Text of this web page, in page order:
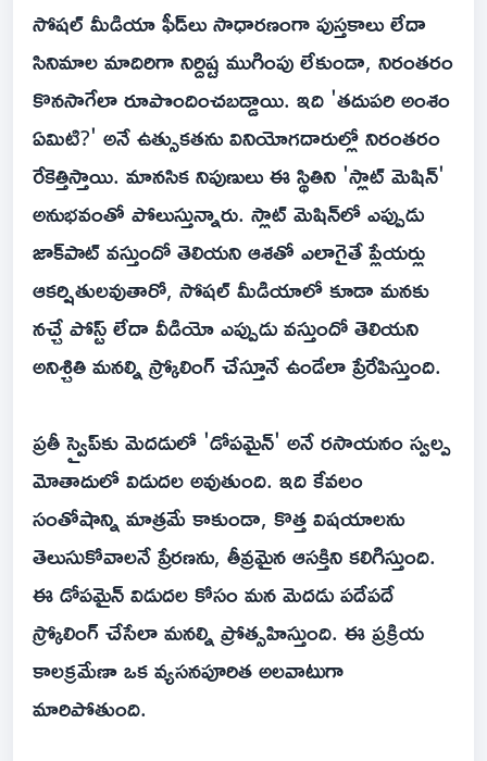
సోషల్ మీడియా ఫీడ్‌లు సాధారణంగా పుస్తకాలు లేదా
సినిమాల మాదిరిగా నిర్దిష్ట ముగింపు లేకుండా, నిరంతరం
కొనసాగేలా రూపొందించబడ్డాయి. ఇది 'తదుపరి అంశం
ఏమిటి?' అనే ఉత్సుకతను వినియోగదారుల్లో నిరంతరం
రేకెత్తిస్తాయి. మానసిక నిపుణులు ఈ స్థితిని 'స్లాట్ మెషిన్'
అనుభవంతో పోలుస్తున్నారు. స్లాట్ మెషిన్‌లో ఎప్పుడు
జాక్‌పాట్ వస్తుందో తెలియని ఆశతో ఎలాగైతే ప్లేయర్లు
ఆకర్షితులవుతారో, సోషల్ మీడియాలో కూడా మనకు
నచ్చే పోస్ట్ లేదా వీడియో ఎప్పుడు వస్తుందో తెలియని
అనిశ్చితి మనల్ని స్క్రోలింగ్ చేస్తూనే ఉండేలా ప్రేరేపిస్తుంది.
ప్రతీ స్వైప్‌కు మెదడులో 'డోపమైన్' అనే రసాయనం స్వల్ప
మోతాదులో విడుదల అవుతుంది. ఇది కేవలం
సంతోషాన్ని మాత్రమే కాకుండా, కొత్త విషయాలను
తెలుసుకోవాలనే ప్రేరణను, తీవ్రమైన ఆసక్తిని కలిగిస్తుంది.
ఈ డోపమైన్ విడుదల కోసం మన మెదడు పదేపదే
స్క్రోలింగ్‌ చేసేలా మనల్ని ప్రోత్సహిస్తుంది. ఈ ప్రక్రియ
కాలక్రమేణా ఒక వ్యసనపూరిత అలవాటుగా
మారిపోతుంది.